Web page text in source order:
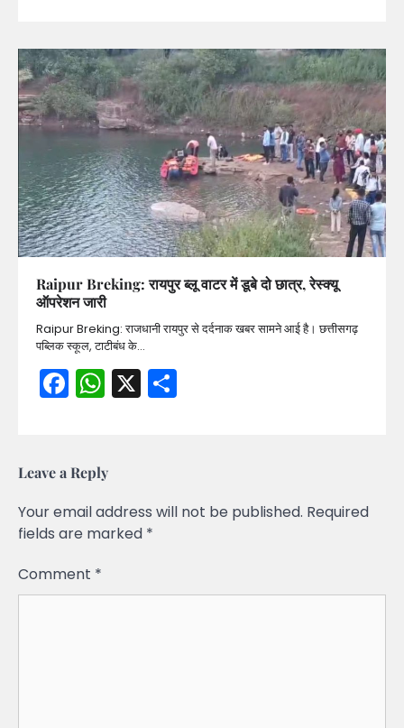
Raipur Breking: रायपुर ब्लू वाटर में डूबे दो छात्र, रेस्क्यू
ऑपरेशन जारी
Raipur Breking: राजधानी रायपुर से दर्दनाक खबर सामने आई है। छत्तीसगढ़
पब्लिक स्कूल, टाटीबंध के…
Facebook
WhatsApp
X
Leave a Reply
Your email address will not be published. Required
fields are marked *
Comment *